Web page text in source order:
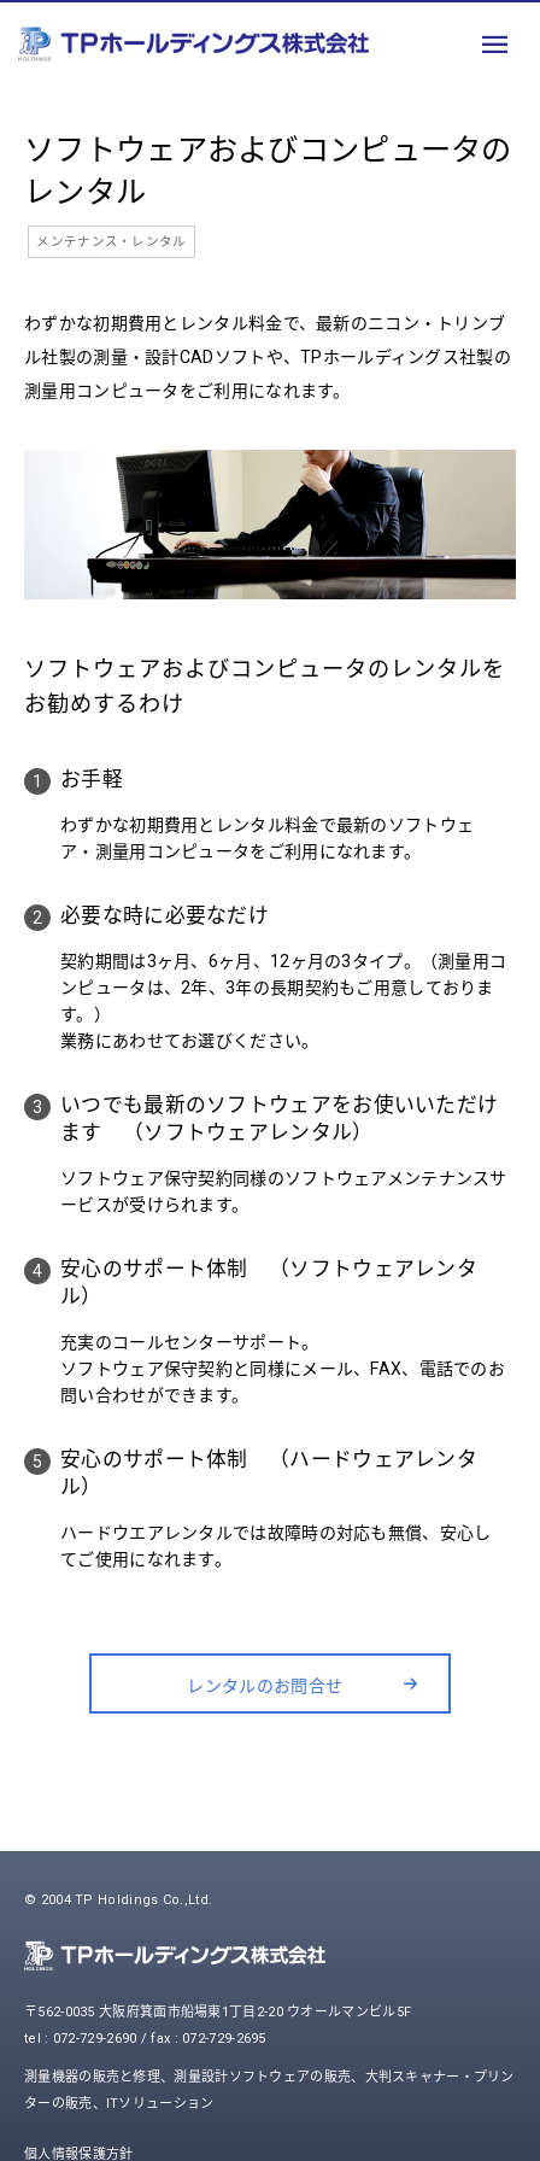
ソフトウェアおよびコンピュータの
レンタル
メンテナンス・レンタル
わずかな初期費用とレンタル料金で、最新のニコン・トリンブ
ル社製の測量・設計CADソフトや、TPホールディングス社製の
測量用コンピュータをご利用になれます。
ソフトウェアおよびコンピュータのレンタルを
お勧めするわけ
お手軽
わずかな初期費用とレンタル料金で最新のソフトウェ
ア・測量用コンピュータをご利用になれます。
必要な時に必要なだけ
契約期間は3ヶ月、6ヶ月、12ヶ月の3タイプ。（測量用コ
ンピュータは、2年、3年の長期契約もご用意しておりま
す。）
業務にあわせてお選びください。
いつでも最新のソフトウェアをお使いいただけ
ます （ソフトウェアレンタル）
ソフトウェア保守契約同様のソフトウェアメンテナンスサ
ービスが受けられます。
安心のサポート体制 （ソフトウェアレンタ
ル）
充実のコールセンターサポート。
ソフトウェア保守契約と同様にメール、FAX、電話でのお
問い合わせができます。
安心のサポート体制 （ハードウェアレンタ
ル）
ハードウエアレンタルでは故障時の対応も無償、安心し
てご使用になれます。
レンタルのお問合せ
© 2004 TP Holdings Co.,Ltd.
〒562-0035 大阪府箕面市船場東1丁目2-20 ウオールマンビル5F
tel : 072-729-2690 / fax : 072-729-2695
測量機器の販売と修理、測量設計ソフトウェアの販売、大判スキャナー・プリン
ターの販売、ITソリューション
個人情報保護方針